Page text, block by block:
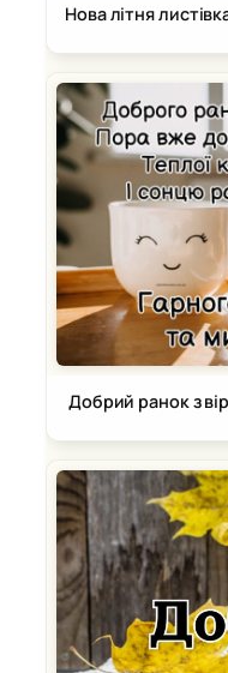
Нова літня
Добрий ранок з